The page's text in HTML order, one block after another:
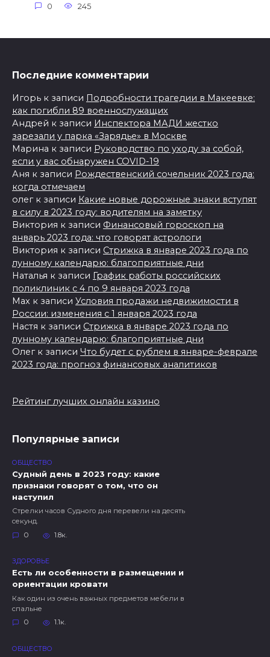
0 245
Последние комментарии
Игорь к записи Подробности трагедии в Макеевке:
как погибли 89 военнослужащих
Андрей к записи Инспектора МАДИ жестко
зарезали у парка «Зарядье» в Москве
Марина к записи Руководство по уходу за собой,
если у вас обнаружен COVID-19
Аня к записи Рождественский сочельник 2023 года:
когда отмечаем
олегк записи Какие новые дорожные знаки вступят
в силу в 2023 году: водителям на заметку
Виктория к записи Финансовый гороскоп на
январь 2023 года: что говорят астрологи
Виктория к записи Стрижка в январе 2023 года по
лунному календарю: благоприятные дни
Наталья к записи График работы российских
поликлиник с 4 по 9 января 2023 года
Max к записи Условия продажи недвижимости в
России: изменения с 1 января 2023 года
Настя к записи Стрижка в январе 2023 года по
лунному календарю: благоприятные дни
Олегк записи Что будет с рублем в январе-феврале
2023 года: прогноз финансовых аналитиков
Рейтинг лучших онлайн казино
Популярные записи
ОБЩЕСТВО
Судный день в 2023 году: какие
признаки говорят о том, что он
наступил
Стрелки часов Судного дня перевели на десять
секунд.
0
1.8к.
ЗДОРОВЬЕ
Есть ли особенности в размещении и
ориентации кровати
Как один из очень важных предметов мебели в
спальне
0
1.1к.
ОБЩЕСТВО